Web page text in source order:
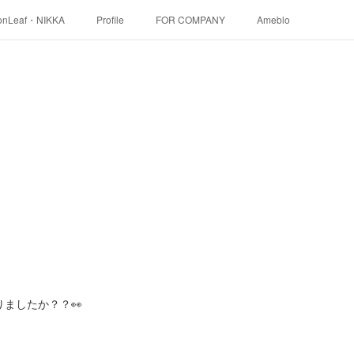
・NIKKA Profile FOR COMPANY Ameblo
ましたか？？👀